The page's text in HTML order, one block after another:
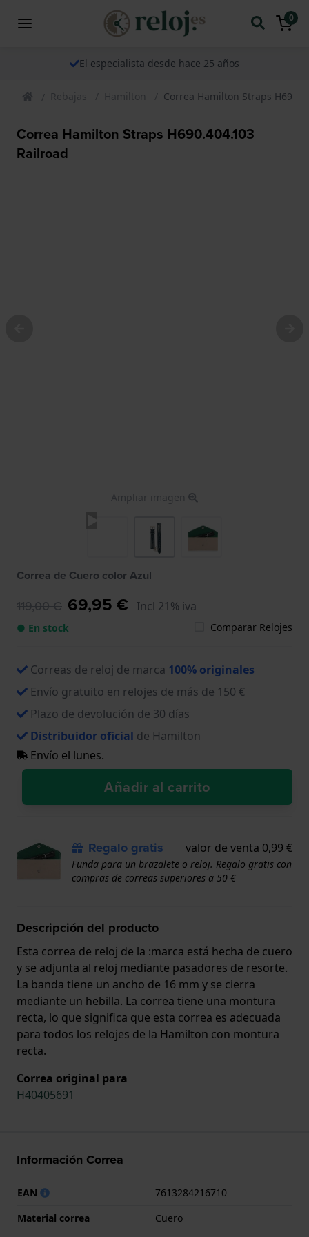
0
El especialista desde hace 25 años
Rebajas Hamilton Correa Hamilton Straps
Correa Hamilton Straps H690.404.103
Railroad
Ampliar imagen
Correa de Cuero color Azul
119,00 € 69,95 € Incl 21% iva
● En stock Comparar Relojes
Correas de reloj de marca 100% originales
Envío gratuito en relojes de más de 150 €
Plazo de devolución de 30 días
Distribuidor oficial de Hamilton
Envío el lunes.
Añadir al carrito
Regalo gratis valor de venta 0,99 €
Funda para un brazalete o reloj. Regalo gratis con
compras de correas superiores a 50 €
Descripción del producto
Esta correa de reloj de la :marca está hecha de cuero
y se adjunta al reloj mediante pasadores de resorte.
La banda tiene un ancho de 16 mm y se cierra
mediante un hebilla. La correa tiene una montura
recta, lo que significa que esta correa es adecuada
para todos los relojes de la Hamilton con montura
recta.
Correa original para
H40405691
Información Correa
EAN
7613284216710
Material correa
Cuero